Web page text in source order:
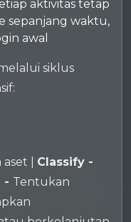
aktivitas tetap
sepanjang waktu,
awal
siklus
| Classify -
- Tentukan